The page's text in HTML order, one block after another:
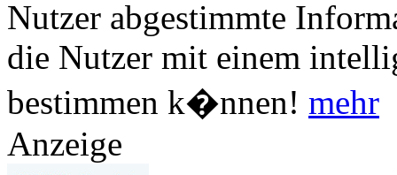
Nutzer abgestimmte
die Nutzer mit einem
bestimmen k�nnen! mehr
Anzeige